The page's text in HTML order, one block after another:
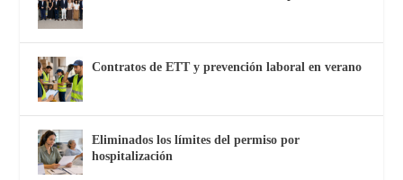
Contratos de ETT y prevención laboral en verano
Eliminados los límites del permiso por
hospitalización